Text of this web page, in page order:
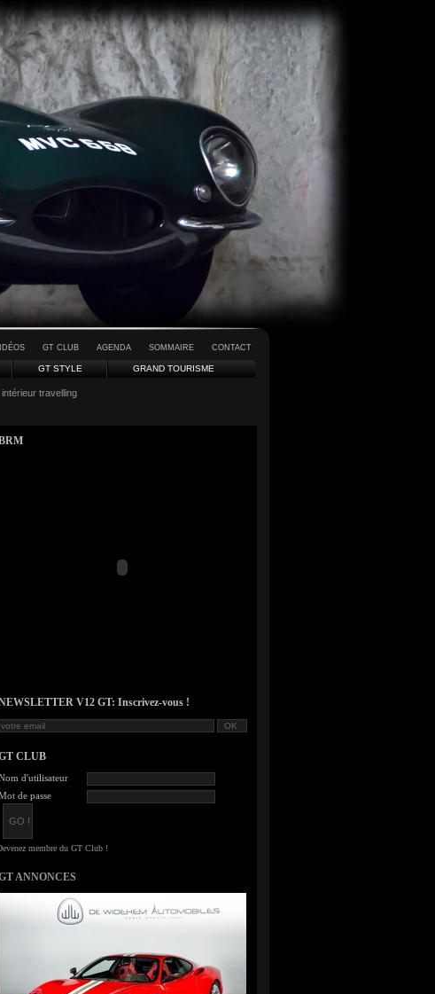
GT CLUB AGENDA SOMMAIRE CONTACT
GT STYLE GRAND TOURISME
travelling
V12 GT: Inscrivez-vous !
CLUB
d'utilisateur
de passe
ANNONCES